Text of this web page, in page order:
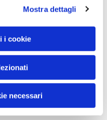
Mostra dettagli
i cookie
necessari